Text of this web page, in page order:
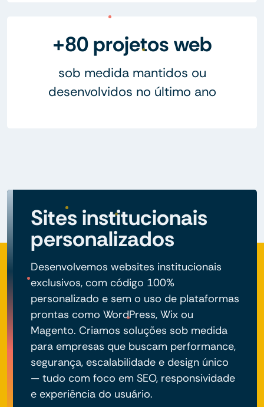
+80 projetos web
sob medida mantidos ou
desenvolvidos no último ano
Sites institucionais
personalizados
Desenvolvemos websites institucionais
exclusivos, com código 100%
personalizado e sem o uso de plataformas
prontas como WordPress, Wix ou
Magento. Criamos soluções sob medida
para empresas que buscam performance,
segurança, escalabilidade e design único
— tudo com foco em SEO, responsividade
e experiência do usuário.